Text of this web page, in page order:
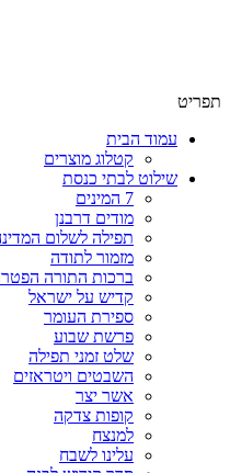
תפריט
עמוד הבית
קטלוג מוצרים
שילוט לבתי כנסת
7 המינים
מודים דרבנן
תפילה לשלום
מזמור לתודה
ברכות התורה
קדיש על ישראל
ספירת העומר
פרשת שבוע
שלט זמני תפילה
השבטים ויטראזים
אשר יצר
קופות צדקה
למנצח
עלינו לשבח